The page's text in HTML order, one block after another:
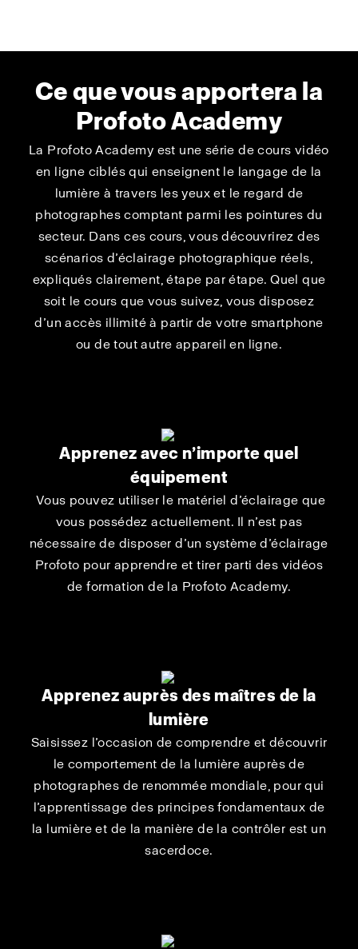
Ce que vous apportera la
Profoto Academy
La Profoto Academy est une série de cours vidéo
en ligne ciblés qui enseignent le langage de la
lumière à travers les yeux et le regard de
photographes comptant parmi les pointures du
secteur. Dans ces cours, vous découvrirez des
scénarios d’éclairage photographique réels,
expliqués clairement, étape par étape. Quel que
soit le cours que vous suivez, vous disposez
d’un accès illimité à partir de votre smartphone
ou de tout autre appareil en ligne.
Apprenez avec n’importe quel
équipement
Vous pouvez utiliser le matériel d’éclairage que
vous possédez actuellement. Il n’est pas
nécessaire de disposer d’un système d’éclairage
Profoto pour apprendre et tirer parti des vidéos
de formation de la Profoto Academy.
Apprenez auprès des maîtres de la
lumière
Saisissez l’occasion de comprendre et découvrir
le comportement de la lumière auprès de
photographes de renommée mondiale, pour qui
l’apprentissage des principes fondamentaux de
la lumière et de la manière de la contrôler est un
sacerdoce.